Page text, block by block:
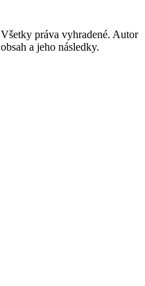
práva vyhradené. Autor
a jeho následky.